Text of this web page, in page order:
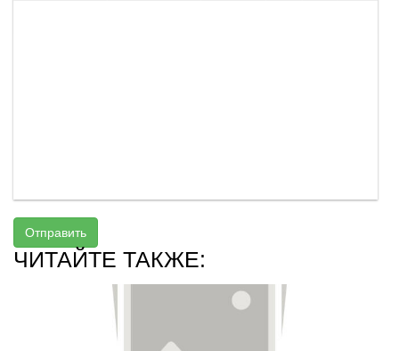
Отправить
ЧИТАЙТЕ ТАКЖЕ: